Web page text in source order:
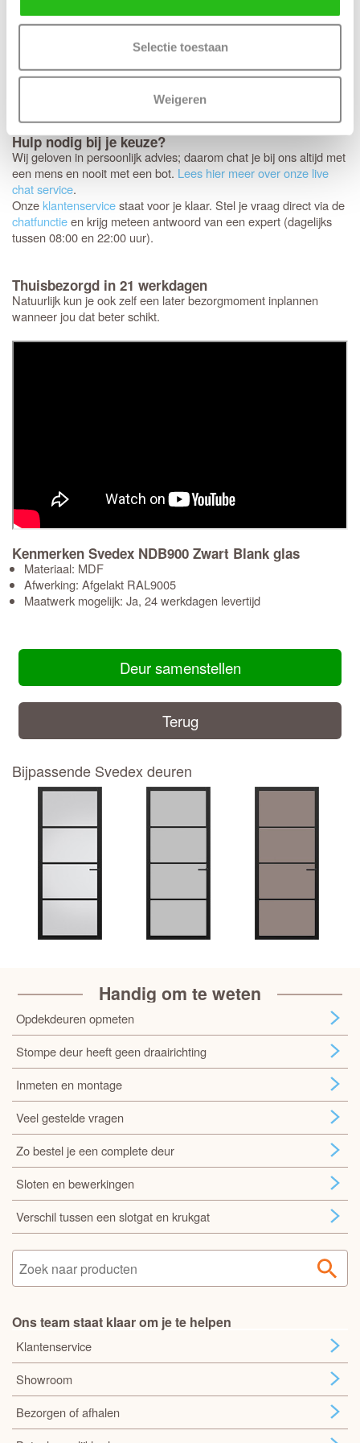
Selectie toestaan
Weigeren
Jouw nieuwe Svedex deuren worden als een persoonlijk pakket
speciaal voor jou samengesteld. Omdat het om dit specifieke
maatwerk gaat, is het niet mogelijk om de deuren te ruilen,
keerextra goedof de afmetingen, kleur en uitvoering helemaal
Hulp nodig bij je keuze?
Wij geloven in persoonlijk advies; daarom chat je bij ons altijd met
een mens en nooit met een bot. Lees hier meer over onze live
chat service.
Onzeklantenservicestaat voor je klaar. Stel je vraag direct via de
chatfunctieen krijg meteen antwoord van een expert (dagelijks
tussen 08:00 en 22:00 uur).
Thuisbezorgd in 21 werkdagen
Natuurlijk kun je ook zelf een later bezorgmoment inplannen
wanneer jou dat beter schikt.
Kenmerken Svedex NDB900 Zwart Blank glas
Materiaal: MDF
Afwerking: Afgelakt RAL9005
Maatwerk mogelijk: Ja, 24 werkdagen levertijd
Deur samenstellen
Terug
Bijpassende Svedex deuren
Handig om te weten
Opdekdeuren opmeten
Stompe deur heeft geen draairichting
Inmeten en montage
Veel gestelde vragen
Zo bestel je een complete deur
Sloten en bewerkingen
Verschil tussen een slotgat en krukgat
Ons team staat klaar om je te helpen
Klantenservice
Showroom
Bezorgen of afhalen